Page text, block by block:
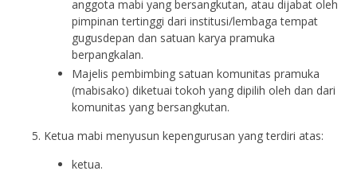
anggota mabi yang bersangkutan, atau dijabat oleh
pimpinan tertinggi dari institusi/lembaga tempat
gugusdepan dan satuan karya pramuka
berpangkalan.
Majelis pembimbing satuan komunitas pramuka
(mabisako) diketuai tokoh yang dipilih oleh dan dari
komunitas yang bersangkutan.
Ketua mabi menyusun kepengurusan yang terdiri atas:
ketua.